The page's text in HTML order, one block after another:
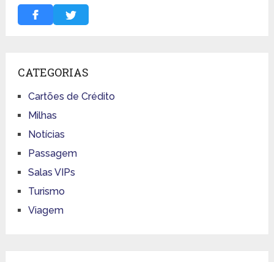
CATEGORIAS
Cartões de Crédito
Milhas
Notícias
Passagem
Salas VIPs
Turismo
Viagem